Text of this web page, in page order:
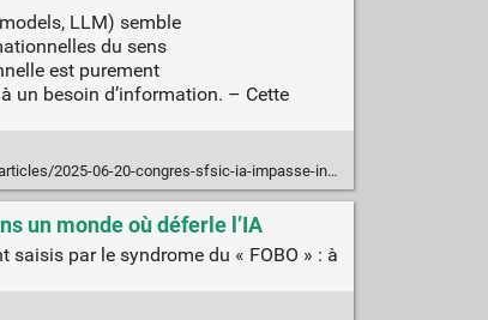
LLM) semble
du sens
est purement
un besoin d’information. – Cette
06-20-congres-sfsic-ia-impasse-informationnelle.html
un monde où déferle l’IA
par le syndrome du « FOBO » : à